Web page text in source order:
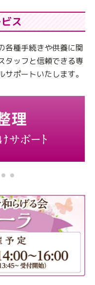
ス
各種手続きや供養に関
タッフと信頼できる専
ポートいたします。